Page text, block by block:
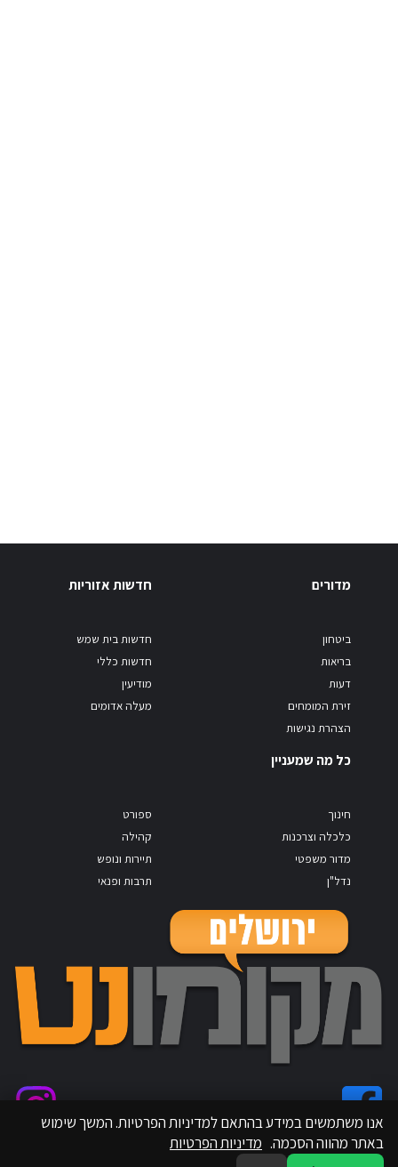
מדורים
ביטחון
בריאות
דעות
זירת המומחים
הצהרת נגישות
חדשות אזוריות
חדשות בית שמש
חדשות כללי
מודיעין
מעלה אדומים
כל מה שמעניין
חינוך
כלכלה וצרכנות
מדור משפטי
נדל"ן
ספורט
קהילה
תיירות ונופש
תרבות ופנאי
אנו משתמשים במידע בהתאם למדיניות הפרטיות. המשך שימוש
באתר מהווה הסכמה. מדיניות הפרטיות